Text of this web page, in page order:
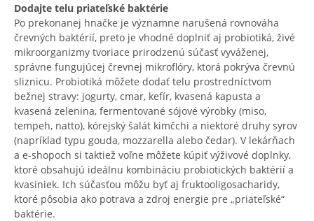
Dodajte telu priateľské baktérie
Po prekonanej hnačke je významne narušená rovnováha
črevných baktérií, preto je vhodné doplniť aj probiotiká, živé
mikroorganizmy tvoriace prirodzenú súčasť vyváženej,
správne fungujúcej črevnej mikroflóry, ktorá pokrýva črevnú
sliznicu. Probiotiká môžete dodať telu prostredníctvom
bežnej stravy: jogurty, cmar, kefír, kvasená kapusta a
kvasená zelenina, fermentované sójové výrobky (miso,
tempeh, natto), kórejský šalát kimčchi a niektoré druhy syrov
(napríklad typu gouda, mozzarella alebo čedar). V lekárňach
a e-shopoch si taktiež voľne môžete kúpiť výživové doplnky,
ktoré obsahujú ideálnu kombináciu probiotických baktérií a
kvasiniek. Ich súčasťou môžu byť aj fruktooligosacharidy,
ktoré pôsobia ako potrava a zdroj energie pre „priateľské“
baktérie.